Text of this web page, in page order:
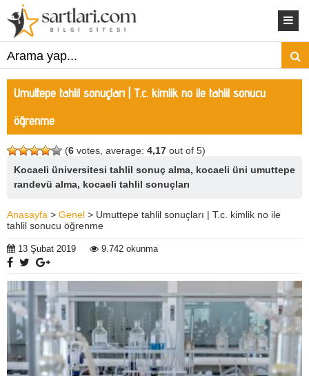
Umuttepe tahlil sonuçları | T.c. kimlik no ile tahlil sonucu
öğrenme
(6 votes, average: 4,17 out of 5)
Kocaeli üniversitesi tahlil sonuç alma, kocaeli üni umuttepe
randevü alma, kocaeli tahlil sonuçları
Anasayfa > Genel > Umuttepe tahlil sonuçları | T.c. kimlik no ile
tahlil sonucu öğrenme
13 Şubat 2019 9.742 okunma